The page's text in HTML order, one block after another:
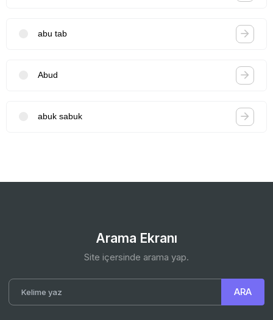
abu tab
Abud
abuk sabuk
Arama Ekranı
Site içersinde arama yap.